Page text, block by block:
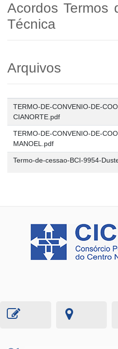
Acordos Termos
Técnica
Arquivos
TERMO-DE-CONVENIO-DE-
CIANORTE.pdf
TERMO-DE-CONVENIO-DE-
MANOEL.pdf
Termo-de-cessao-BCI-9954-